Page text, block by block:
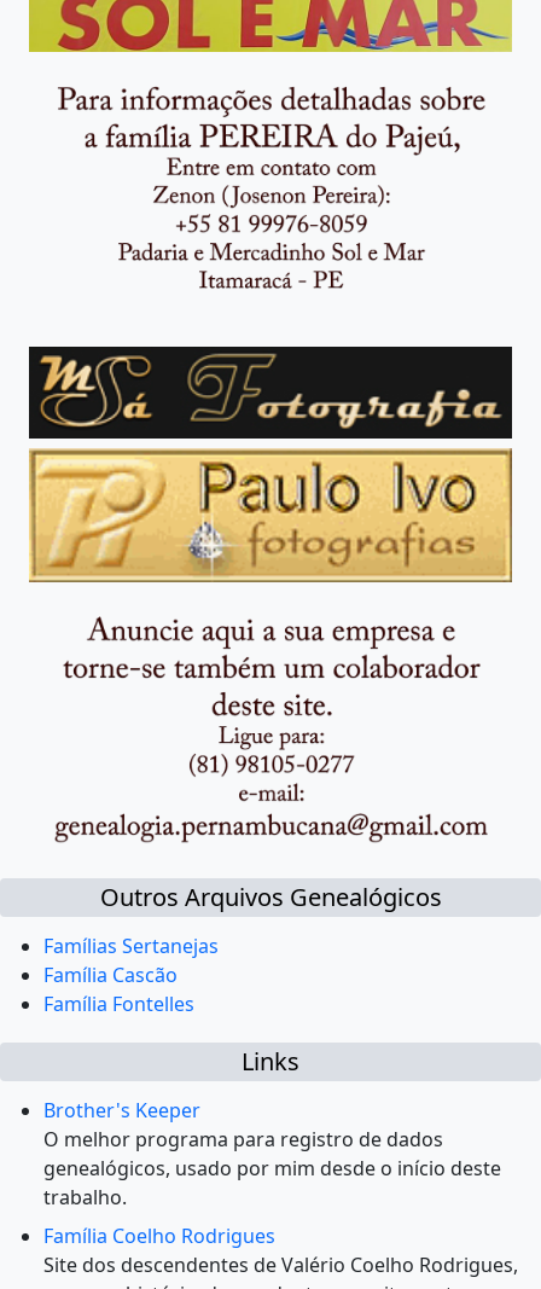
Outros Arquivos Genealógicos
Famílias Sertanejas
Família Cascão
Família Fontelles
Links
Brother's Keeper
O melhor programa para registro de dados
genealógicos, usado por mim desde o início deste
trabalho.
Família Coelho Rodrigues
Site dos descendentes de Valério Coelho Rodrigues,